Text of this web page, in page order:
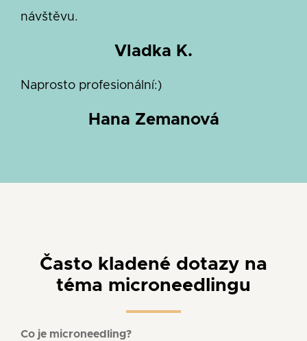
návštěvu.
Vladka K.
Naprosto profesionální:)
Hana Zemanová
Často kladené dotazy na
téma microneedlingu
Co je microneedling?